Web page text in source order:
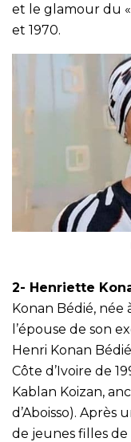
et le glamour du «
et 1970.
2- Henriette
Konan Bédié, née
l’épouse de son
Henri Konan
Côte d’Ivoire de
Kablan Koizan,
d’Aboisso). Après
de jeunes filles de